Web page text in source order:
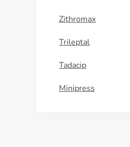
Zithromax
Trileptal
Tadacip
Minipress